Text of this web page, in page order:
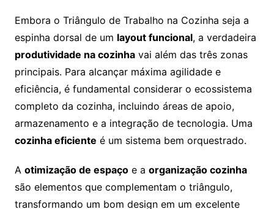
Embora o Triângulo de Trabalho na Cozinha seja a
espinha dorsal de um layout funcional, a verdadeira
produtividade na cozinhavai além das três zonas
principais. Para alcançar máxima agilidade e
eficiência, é fundamental considerar o ecossistema
completo da cozinha, incluindo áreas de apoio,
armazenamento e a integração de tecnologia. Uma
cozinha eficiente é um sistema bem orquestrado.
A otimização de espaçoe a organização cozinha
são elementos que complementam o triângulo,
transformando um bom design em um excelente